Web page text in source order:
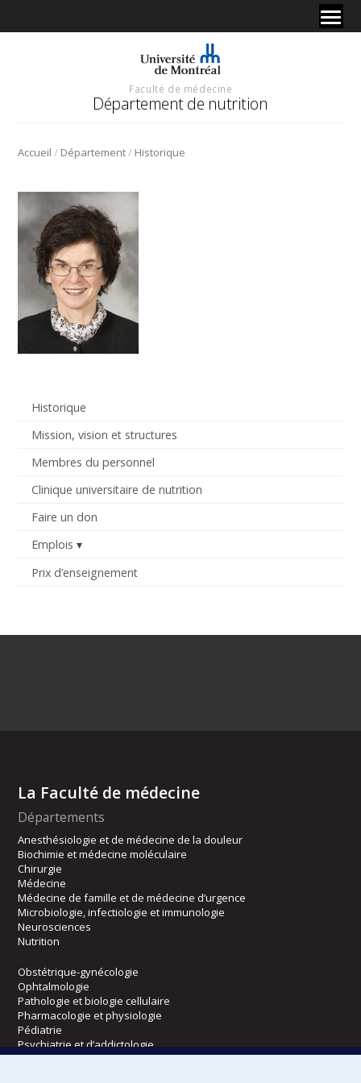
Faculté de médecine
Département de nutrition
Accueil / Département/ Historique
Historique
Mission, vision et structures
Membres du personnel
Clinique universitaire de nutrition
Faire un don
Emplois
Prix d’enseignement
La Faculté de médecine
Départements
Anesthésiologie et de médecine de la douleur
Biochimie et médecine moléculaire
Chirurgie
Médecine
Médecine de famille et de médecine d’urgence
Microbiologie, infectiologie et immunologie
Neurosciences
Nutrition
Obstétrique-gynécologie
Ophtalmologie
Pathologie et biologie cellulaire
Pharmacologie et physiologie
Pédiatrie
Psychiatrie et d’addictologie
Radiologie, radio-oncologie et médecine nucléaire